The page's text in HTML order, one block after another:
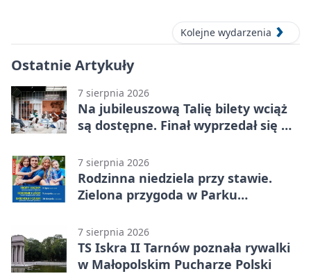
Kolejne wydarzenia
Ostatnie Artykuły
7 sierpnia 2026
Na jubileuszową Talię bilety wciąż
są dostępne. Finał wyprzedał się w
7 sierpnia 2026
Rodzinna niedziela przy stawie.
Zielona przygoda w Parku
7 sierpnia 2026
TS Iskra II Tarnów poznała rywalki
w Małopolskim Pucharze Polski